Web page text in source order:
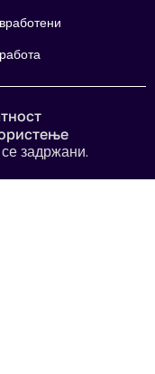
задржани.